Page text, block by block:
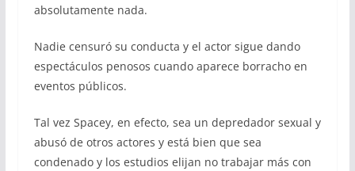
absolutamente nada.
Nadie censuró su conducta y el actor sigue dando
espectáculos penosos cuando aparece borracho en
eventos públicos.
Tal vez Spacey, en efecto, sea un depredador sexual y
abusó de otros actores y está bien que sea
condenado y los estudios elijan no trabajar más con